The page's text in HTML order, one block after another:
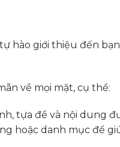
hào giới thiệu đến
về mọi mặt, cụ thể:
tựa đề và nội dung
hoặc danh mục để